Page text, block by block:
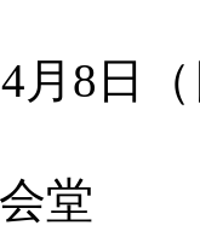
4月
堂